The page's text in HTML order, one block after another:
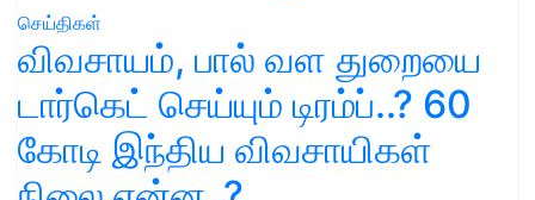
செய்திகள்
விவசாயம், பால் வள துறையை
டார்கெட் செய்யும் டிரம்ப்..? 60
கோடி இந்திய விவசாயிகள்